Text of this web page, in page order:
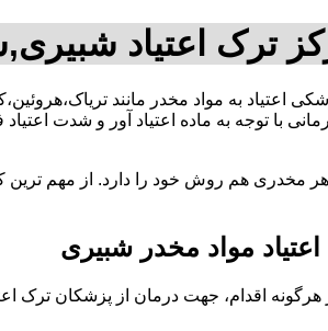
ترک اعتیاد
اعتیاد به مواد مخدر مانند
با توجه به ماده اعتیاد آور و شدت
مخدری هم روش خود را دارد. از مهم ترین
مواد مخدر شبیری
اقدام، جهت درمان از پزشکان ترک